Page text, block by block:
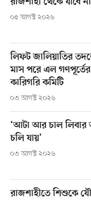
রাজশাহী থেকে যাবে
০৫ আগস্ট ২০২৬
লিফট জালিয়াতির
মাস পরে এল
কারিগরি কমিটি
০৩ আগস্ট ২০২৬
‘আটা আর চাল লিবার
চলি যায়’
০৩ আগস্ট ২০২৬
রাজশাহীতে শিশুকে